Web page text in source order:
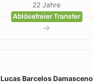
22 Jahre
Ablösefreier Transfer
Lucas Barcelos Damasceno